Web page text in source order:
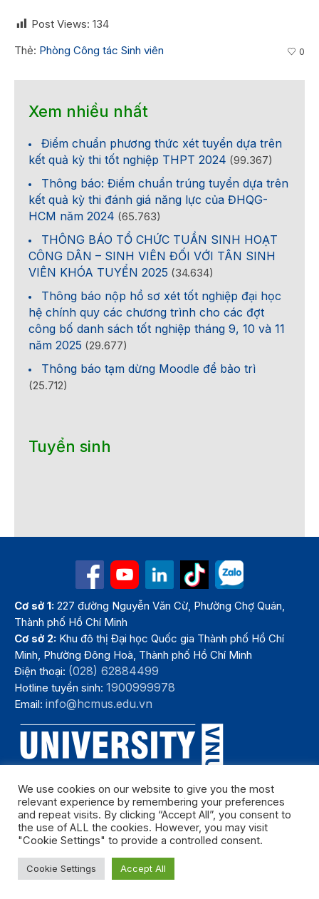
Post Views: 134
Thẻ: Phòng Công tác Sinh viên 0
Xem nhiều nhất
Điểm chuẩn phương thức xét tuyển dựa trên
kết quả kỳ thi tốt nghiệp THPT 2024 (99.367)
Thông báo: Điểm chuẩn trúng tuyển dựa trên
kết quả kỳ thi đánh giá năng lực của ĐHQG-
HCM năm 2024 (65.763)
THÔNG BÁO TỔ CHỨC TUẦN SINH HOẠT
CÔNG DÂN – SINH VIÊN ĐỐI VỚI TÂN SINH
VIÊN KHÓA TUYỂN 2025 (34.634)
Thông báo nộp hồ sơ xét tốt nghiệp đại học
hệ chính quy các chương trình cho các đợt
công bố danh sách tốt nghiệp tháng 9, 10 và 11
năm 2025 (29.677)
Thông báo tạm dừng Moodle để bảo trì
(25.712)
Tuyển sinh
Cơ sở 1: 227 đường Nguyễn Văn Cừ, Phường Chợ Quán,
Thành phố Hồ Chí Minh
Cơ sở 2: Khu đô thị Đại học Quốc gia Thành phố Hồ Chí
Minh, Phường Đông Hoà, Thành phố Hồ Chí Minh
Điện thoại: (028) 62884499
Hotline tuyển sinh:1900999978
Email:info@hcmus.edu.vn
Bản quyền thuộc Trường Đại học Khoa học tự nhiên, Đại học Quốc
gia Thành phố Hồ Chí Minh. Năm 2024
We use cookies on our website to give you the most
relevant experience by remembering your preferences
and repeat visits. By clicking “Accept All”, you consent to
the use of ALL the cookies. However, you may visit
"Cookie Settings" to provide a controlled consent.
Cookie Settings Accept All